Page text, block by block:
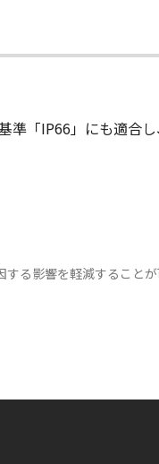
準「IP66」にも適合
る影響を軽減すること